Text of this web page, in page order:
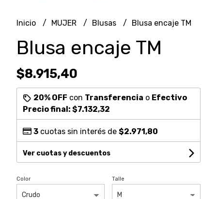
Inicio MUJER Blusas Blusa encaje TM
Blusa encaje TM
$8.915,40
20% OFF con Transferencia o Efectivo
Precio final: $7.132,32
3cuotas sin interés de $2.971,80
Ver cuotas y descuentos
Color Talle